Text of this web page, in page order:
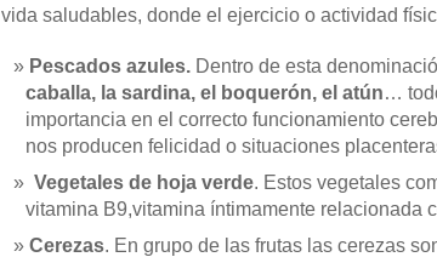
vida saludables, donde el ejercicio o actividad
Pescados azules. Dentro de esta
caballa, la sardina, el boquerón, el atún…
importancia en el correcto funcionamiento
nos producen felicidad o situaciones
Vegetales de hoja verde. Estos vegetales
vitamina B9,vitamina íntimamente relacionada
Cerezas. En grupo de las frutas las cerezas